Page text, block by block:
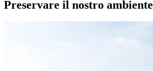
Preservare il nostro ambiente